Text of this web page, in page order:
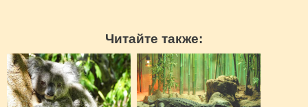
Читайте также: